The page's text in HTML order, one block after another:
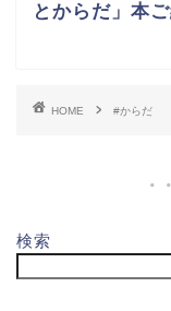
とからだ」本
HOME #からだ
検索